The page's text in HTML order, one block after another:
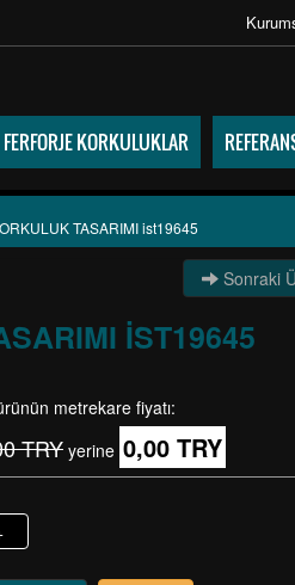
FERFORJE KORKULUKLAR
TASARIMI ist19645
Sonraki
IST19645
metrekare fiyatı:
TRY yerine 0,00 TRY